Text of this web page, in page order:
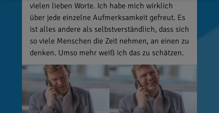
vielen lieben Worte. Ich habe mich wirklich
über jede einzelne Aufmerksamkeit gefreut. Es
ist alles andere als selbstverständlich, dass sich
so viele Menschen die Zeit nehmen, an einen zu
denken. Umso mehr weiß ich das zu schätzen.